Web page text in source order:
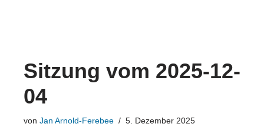
Sitzung vom 2025-12-
04
von Jan Arnold-Ferebee 5. Dezember 2025